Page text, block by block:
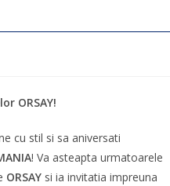
ORSAY!
cu stil si sa aniversati
! Va asteapta urmatoarele
ORSAY si ia invitatia impreuna